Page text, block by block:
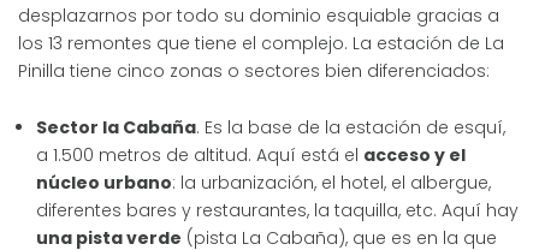
desplazarnos por todo su dominio esquiable gracias a
los 13 remontes que tiene el complejo. La estación de La
Pinilla tiene cinco zonas o sectores bien diferenciados:
Sector la Cabaña. Es la base de la estación de esquí,
a 1.500 metros de altitud. Aquí está el acceso y el
núcleo urbano: la urbanización, el hotel, el albergue,
diferentes bares y restaurantes, la taquilla, etc. Aquí hay
una pista verde (pista La Cabaña), que es en la que